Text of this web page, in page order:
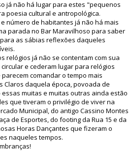
já não há lugar para estes "pequenos
poesia cultural e antropológica.
número de habitantes já não há mais
parada no Bar Maravilhoso para saber
as sábias reflexões daqueles
relógios já não se contentam com sua
e cederam lugar para relógios
comandar o tempo mais
Claros daquela época, povoada de
muitas e muitas outras ainda estão
que tiveram o privilégio de viver na
Municipal, do antigo Cassino Montes
de Esportes, do footing da Rua 15 e da
Horas Dançantes que fizeram o
naqueles tempos.